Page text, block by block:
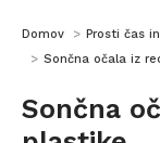
You are here:
Domov Prosti čas
Sončna očala iz
Sončna